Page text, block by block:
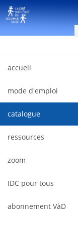
Saut au contenu
accueil
mode d'emploi
catalogue
ressources
zoom
IDC pour tous
abonnement VàD